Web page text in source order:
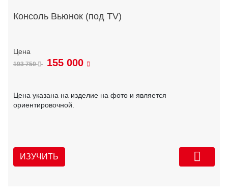
Консоль Вьюнок (под TV)
193 750 155 000
Цена указана на изделие на фото и является
ориентировочной.
ИЗУЧИТЬ